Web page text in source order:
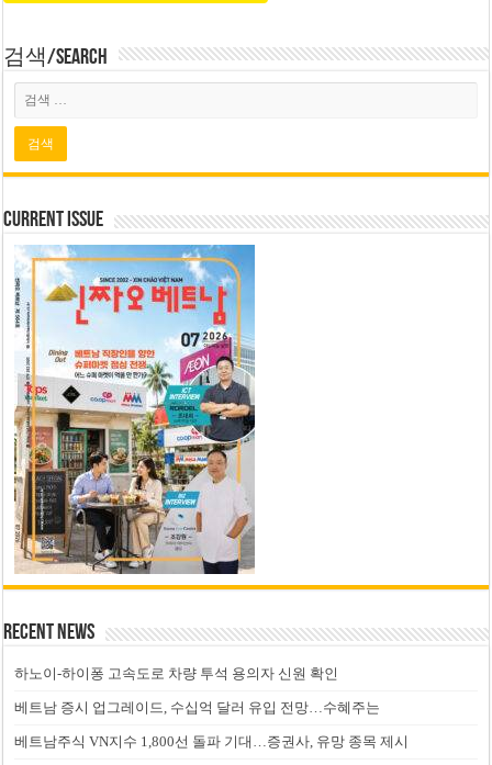
검색/Search
Current Issue
Recent News
하노이-하이퐁 고속도로 차량 투석 용의자 신원 확인
베트남 증시 업그레이드, 수십억 달러 유입 전망…수혜주는
베트남주식 VN지수 1,800선 돌파 기대…증권사, 유망 종목 제시